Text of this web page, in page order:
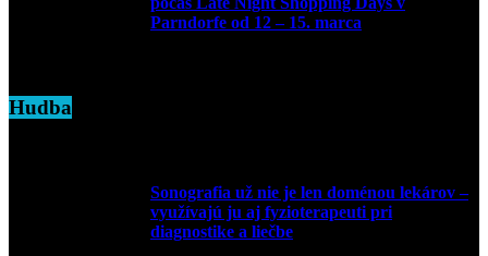
Parndorfe od 12 – 15. marca
Hudba
Sonografia už nie je len doménou lekárov –
využívajú ju aj fyzioterapeuti pri
diagnostike a liečbe